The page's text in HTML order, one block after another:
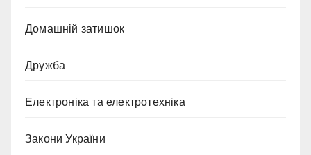
Домашній затишок
Дружба
Електроніка та електротехніка
Закони України